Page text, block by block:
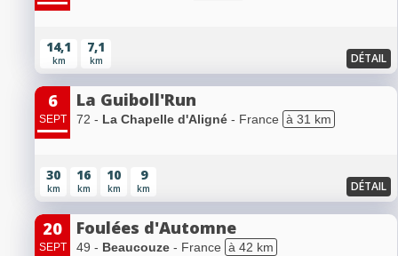
14,1
km
7,1
km DÉTAIL
6
SEPT
La Guiboll'Run
72 - La Chapelle d'Aligné - France à 31 km
30
km
16
km
10
km
9
km DÉTAIL
20
SEPT
Foulées d'Automne
49 - Beaucouze - France à 42 km